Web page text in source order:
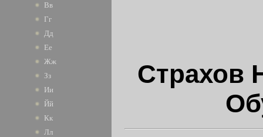
Вв
Гг
Дд
Ее
Жж
Зз
Ии
Йй
Кк
Лл
Страхов